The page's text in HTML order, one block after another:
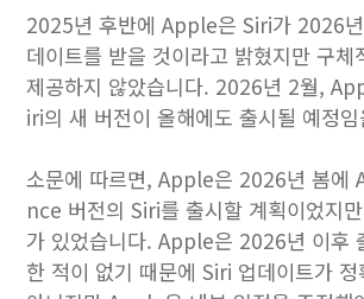
2025년 후반에 Apple은 ‌Siri‌가 2026
데이트를 받을 것이라고 밝혔지만 구체
제공하지 않았습니다. 2026년 2월,
iri의 새 버전이 올해에도 출시될 예정
소문에 따르면, Apple은 2026년 봄
nce 버전의 Siri를 출시할 계획이었지
가 있었습니다. Apple은 2026년 이후
한 적이 없기 때문에 Siri 업데이트가